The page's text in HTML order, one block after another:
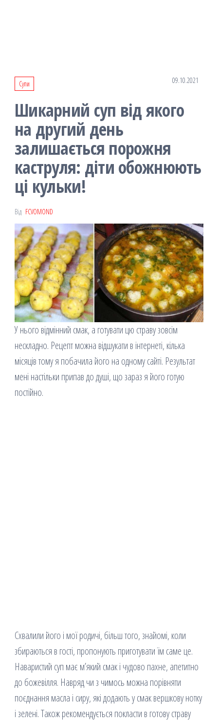
Супи 09.10.2021
Шикарний суп від якого
на другий день
залишається порожня
каструля: діти обожнюють
ці кульки!
Від FCVOMOND
У нього відмінний смак, а готувати цю страву зовсім
нескладно. Рецепт можна відшукати в інтернеті, кілька
місяців тому я побачила його на одному сайті. Результат
мені настільки припав до душі, що зараз я його готую
постійно.
Схвалили його і мої родичі, більш того, знайомі, коли
збираються в гості, пропонують приготувати їм саме це.
Наваристий суп має м’який смак і чудово пахне, апетитно
до божевілля. Навряд чи з чимось можна порівняти
поєднання масла і сиру, які додають у смак вершкову нотку
і зелені. Також рекомендується покласти в готову страву